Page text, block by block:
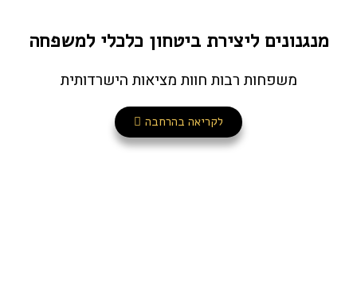
מנגנונים ליצירת ביטחון כלכלי למשפחה
משפחות רבות חוות מציאות הישרדותית
לקריאה בהרחבה